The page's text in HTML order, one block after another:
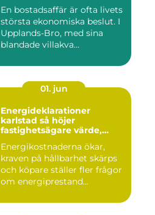
En bostadsaffär är ofta livets
största ekonomiska beslut. I
Upplands-Bro, med sina
blandade villakva...
01. jun
Energideklarationer
karlstad så höjer
fastighetsägare värde,
Energikostnaderna ökar,
kraven på hållbarhet skärps
och köpare ställer fler frågor
om energiprestand...